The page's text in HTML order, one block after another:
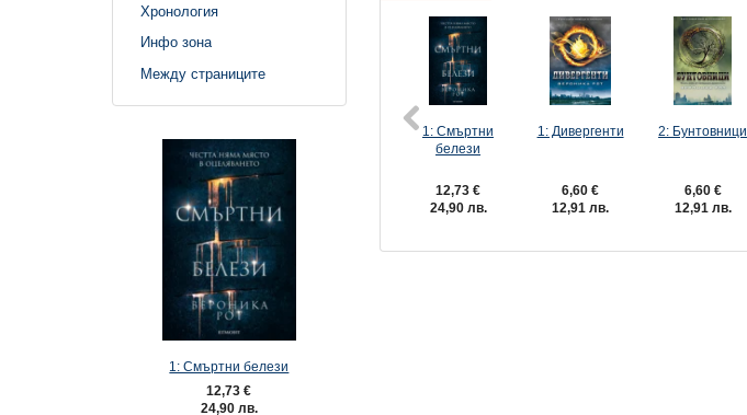
Хронология
Инфо зона
Между страниците
1: Смъртни белези
12,73 €
24,90 лв.
1: Смъртни
белези
12,73 €
24,90 лв.
1: Дивергенти
6,60 €
12,91 лв.
2: Бунтовници
6,60 €
12,91 лв.